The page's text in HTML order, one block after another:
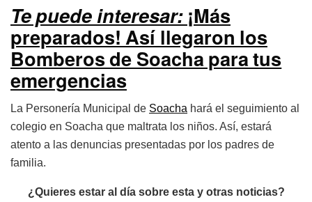
Te puede interesar: ¡Más
preparados! Así llegaron los
Bomberos de Soacha para tus
emergencias
La Personería Municipal de Soacha hará el seguimiento al
colegio en Soacha que maltrata los niños. Así, estará
atento a las denuncias presentadas por los padres de
familia.
¿Quieres estar al día sobre esta y otras noticias?